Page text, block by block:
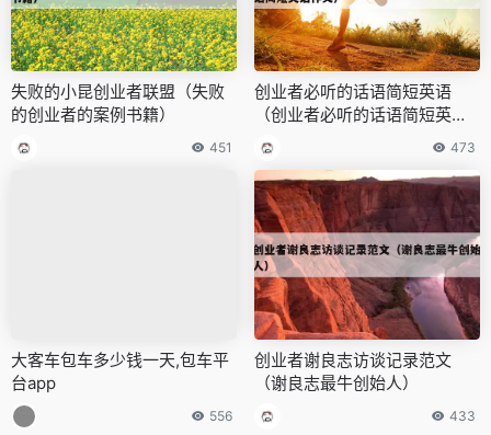
失败的小昆创业者联盟（失败
的创业者的案例书籍）
451
创业者必听的话语简短英语
（创业者必听的话语简短英语
作文）
473
大客车包车多少钱一天,包车平
台app
556
创业者谢良志访谈记录范文
（谢良志最牛创始人）
433